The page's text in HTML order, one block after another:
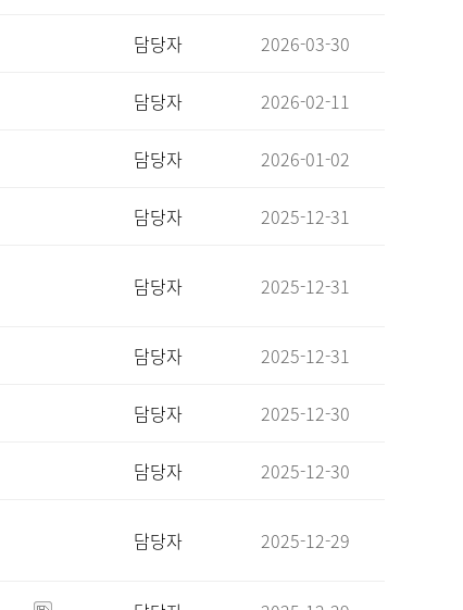
담당자 2026-03-30
담당자 2026-02-11
담당자 2026-01-02
담당자 2025-12-31
담당자 2025-12-31
담당자 2025-12-31
담당자 2025-12-30
담당자 2025-12-30
담당자 2025-12-29